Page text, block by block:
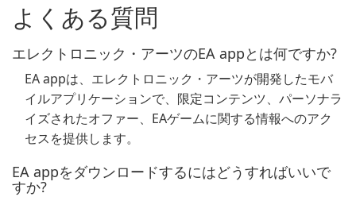
よくある質問
エレクトロニック・アーツのEA appとは何ですか?
EA appは、エレクトロニック・アーツが開発したモバ
イルアプリケーションで、限定コンテンツ、パーソナラ
イズされたオファー、EAゲームに関する情報へのアク
セスを提供します。
EA appをダウンロードするにはどうすればいいで
すか?